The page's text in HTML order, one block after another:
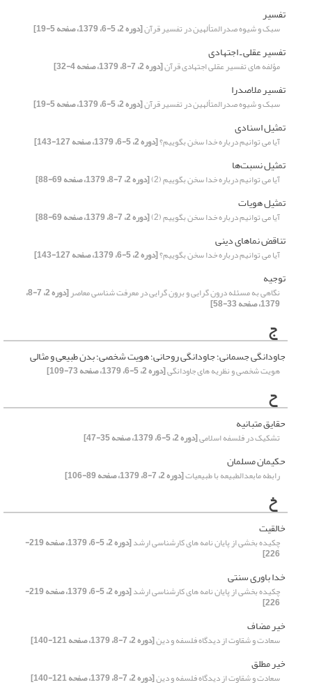
تفسیر
سبک و شیوه صدرالمتألهین در تفسیر قرآن[دوره 2، 5-6، 1379، صفحه 5-19]
تفسیر عقلی ـ اجتهادی
مؤلفه های تفسیر عقلی اجتهادی قرآن[دوره 2، 7-8، 1379، صفحه 4-32]
تفسیر ملاصدرا
سبک و شیوه صدرالمتألهین در تفسیر قرآن[دوره 2، 5-6، 1379، صفحه 5-19]
تمثیل اسنادی
آیا می توانیم درباره خدا سخن بگوییم؟[دوره 2، 5-6، 1379، صفحه 127-143]
تمثیل نسبت‌ها
آیا می توانیم درباره خدا سخن بگوییم (2) [دوره 2، 7-8، 1379، صفحه 69-88]
تمثیل هویات
آیا می توانیم درباره خدا سخن بگوییم (2) [دوره 2، 7-8، 1379، صفحه 69-88]
تناقض نماهای دینی
آیا می توانیم درباره خدا سخن بگوییم؟[دوره 2، 5-6، 1379، صفحه 127-143]
توجیه
نگاهی به مسئله درون گرایی و برون گرایی در معرفت شناسی معاصر [دوره 2، 7-8،
1379، صفحه 33-58]
ج
جاودانگی جسمانی؛ جاودانگی روحانی؛ هویت شخصی؛ بدن طبیعی و مثالی
هویت شخصی و نظریه های جاودانگی[دوره 2، 5-6، 1379، صفحه 73-109]
ح
حقایق متبانیه
تشکیک در فلسفه اسلامی[دوره 2، 5-6، 1379، صفحه 35-47]
حکیمان مسلمان
رابطه مابعدالطبیعه با طبیعیات[دوره 2، 7-8، 1379، صفحه 89-106]
خ
خالقیت
چکیده بخشی از پایان نامه های کارشناسی ارشد [دوره 2، 5-6، 1379، صفحه 219-
226]
خدا باوری سنتی
چکیده بخشی از پایان نامه های کارشناسی ارشد [دوره 2، 5-6، 1379، صفحه 219-
226]
خیر مضاف
سعادت و شقاوت از دیدگاه فلسفه و دین[دوره 2، 7-8، 1379، صفحه 121-140]
خیر مطلق
سعادت و شقاوت از دیدگاه فلسفه و دین[دوره 2، 7-8، 1379، صفحه 121-140]